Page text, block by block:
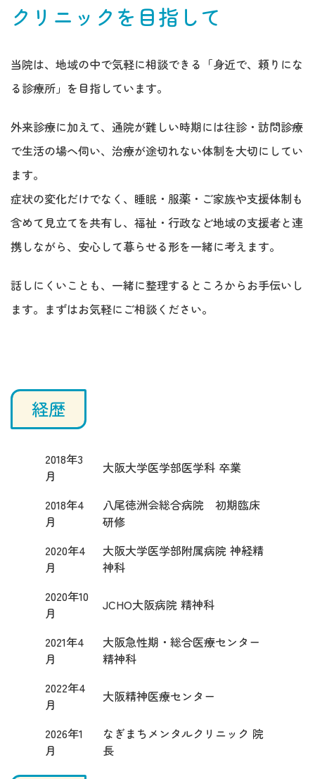
クリニックを目指して
当院は、地域の中で気軽に相談できる「身近で、頼りにな
る診療所」を目指しています。
外来診療に加えて、通院が難しい時期には往診・訪問診療
で生活の場へ伺い、治療が途切れない体制を大切にしてい
ます。
症状の変化だけでなく、睡眠・服薬・ご家族や支援体制も
含めて見立てを共有し、福祉・行政など地域の支援者と連
携しながら、安心して暮らせる形を一緒に考えます。
話しにくいことも、一緒に整理するところからお手伝いし
ます。まずはお気軽にご相談ください。
経歴
2018年3
月
大阪大学医学部医学科 卒業
2018年4
月
八尾徳洲会総合病院 初期臨床
研修
2020年4
月
大阪大学医学部附属病院 神経精
神科
2020年10
月
JCHO大阪病院 精神科
2021年4
月
大阪急性期・総合医療センター
精神科
2022年4
月
大阪精神医療センター
2026年1
月
なぎまちメンタルクリニック 院
長